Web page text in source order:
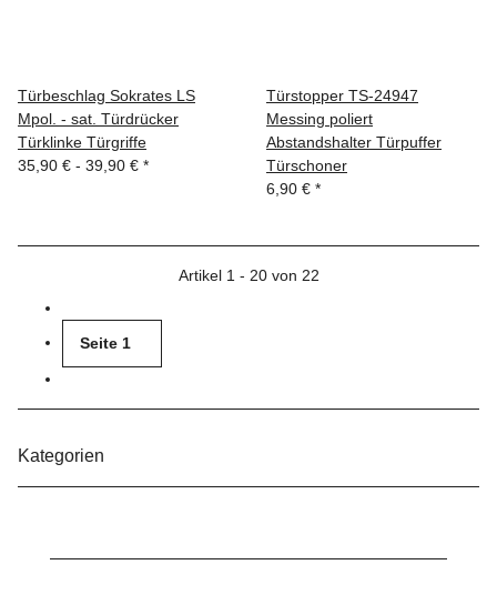
Türbeschlag Sokrates LS
Mpol. - sat. Türdrücker
Türklinke Türgriffe
35,90 € - 39,90 € *
Türstopper TS-24947
Messing poliert
Abstandshalter Türpuffer
Türschoner
6,90 € *
Artikel 1 - 20 von 22
Seite 1
Kategorien